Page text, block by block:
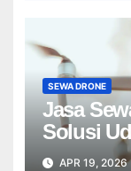
SEWA DRONE
Jasa
Solusi
Anda
APR 19, 2026